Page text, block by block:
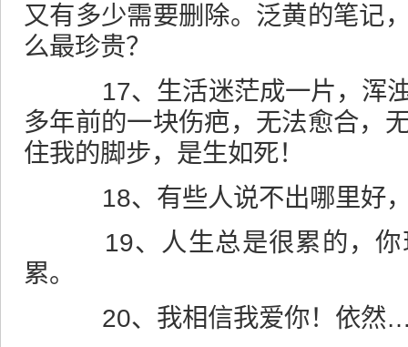
又有多少需要删除。泛黄的笔记
么最珍贵？
17、生活迷茫成一片，浑浊
多年前的一块伤疤，无法愈合，
住我的脚步，是生如死！
18、有些人说不出哪里好，
19、人生总是很累的，你
累。
20、我相信我爱你！依